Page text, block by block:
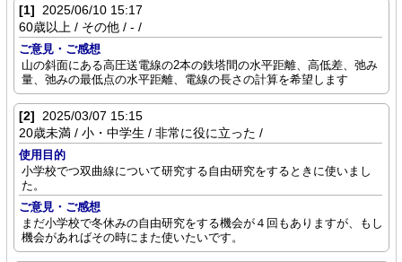
[1] 2025/06/10 15:17
60歳以上 / その他 / - /
ご意見・ご感想
山の斜面にある高圧送電線の2本の鉄塔間の水平距離、高低差、弛み
量、弛みの最低点の水平距離、電線の長さの計算を希望します
[2] 2025/03/07 15:15
20歳未満 / 小・中学生 / 非常に役に立った /
使用目的
小学校でつ双曲線について研究する自由研究をするときに使いまし
た。
ご意見・ご感想
まだ小学校で冬休みの自由研究をする機会が４回もありますが、もし
機会があればその時にまた使いたいです。